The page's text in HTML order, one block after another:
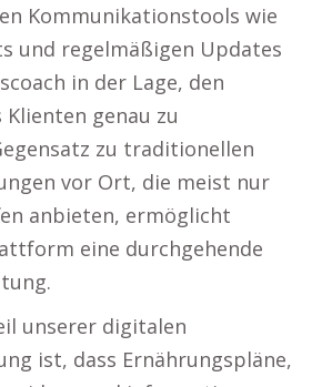
Kommunikationstools wie
und regelmäßigen Updates
in der Lage, den
genau zu
zu traditionellen
vor Ort, die meist nur
anbieten, ermöglicht
eine durchgehende
unserer digitalen
ist, dass Ernährungspläne,